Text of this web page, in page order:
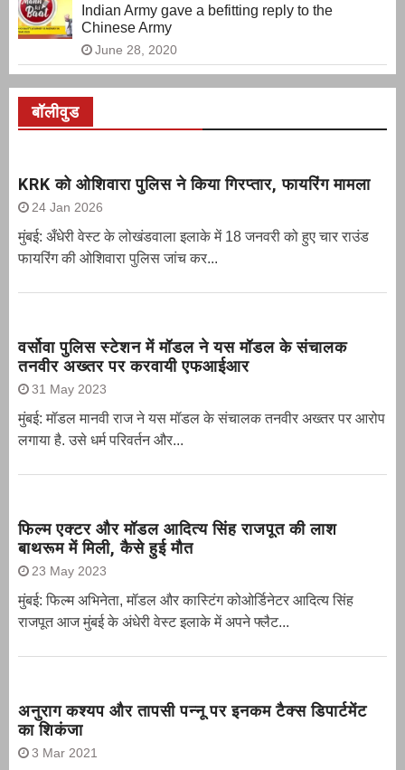
Indian Army gave a befitting reply to the
Chinese Army
June 28, 2020
बॉलीवुड
KRK को ओशिवारा पुलिस ने किया गिरप्तार, फायरिंग मामला
24 Jan 2026
मुंबई: अँधेरी वेस्ट के लोखंडवाला इलाके में 18 जनवरी को हुए चार राउंड
फायरिंग की ओशिवारा पुलिस जांच कर...
वर्सोवा पुलिस स्टेशन में मॉडल ने यस मॉडल के संचालक
तनवीर अख्तर पर करवायी एफआईआर
31 May 2023
मुंबई: मॉडल मानवी राज ने यस मॉडल के संचालक तनवीर अख्तर पर आरोप
लगाया है. उसे धर्म परिवर्तन और...
फिल्म एक्टर और मॉडल आदित्य सिंह राजपूत की लाश
बाथरूम में मिली, कैसे हुई मौत
23 May 2023
मुंबई: फिल्म अभिनेता, मॉडल और कास्टिंग कोओर्डिनेटर आदित्य सिंह
राजपूत आज मुंबई के अंधेरी वेस्ट इलाके में अपने फ्लैट...
अनुराग कश्यप और तापसी पन्नू पर इनकम टैक्स डिपार्टमेंट
का शिकंजा
3 Mar 2021